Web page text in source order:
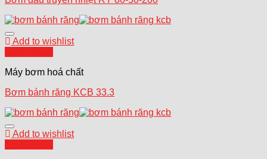
Add to wishlist
Máy bơm hoá chất
Bơm bánh răng KCB 33.3
Add to wishlist